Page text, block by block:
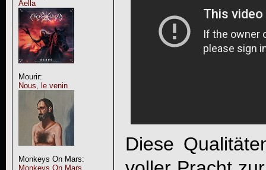
Aella
Mourir:
Nous, le venin
Monkeys On Mars:
Monkeys On Mars
Diese